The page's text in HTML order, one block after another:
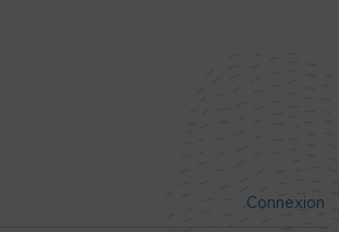
Connexion